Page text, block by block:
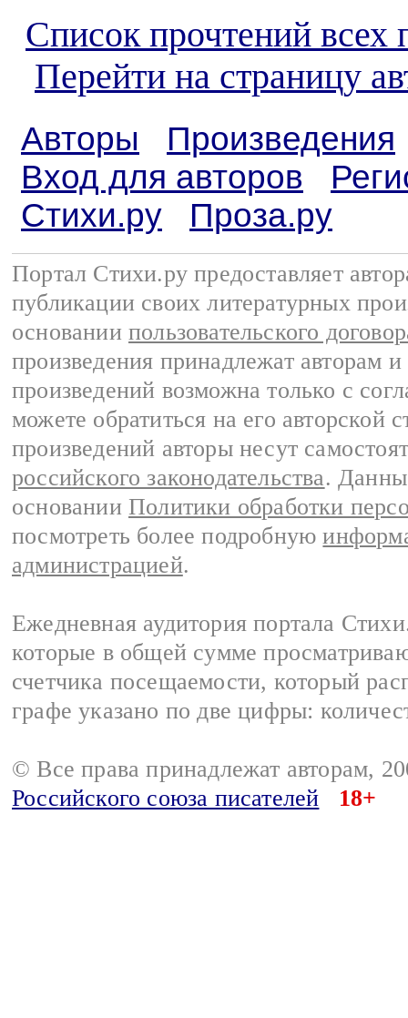
Список прочтений всех
Перейти на страницу
Авторы
Произведения
Вход для авторов
Стихи.ру
Проза.ру
Портал Стихи.ру предоставляет
публикации своих литературных
основании пользовательского
произведения принадлежат авторам
произведений возможна только с
можете обратиться на его авторской
произведений авторы несут
российского законодательства.
основании Политики обработки
посмотреть более подробную
администрацией.
Ежедневная аудитория портала
которые в общей сумме
счетчика посещаемости, который
графе указано по две цифры:
© Все права принадлежат авторам,
Российского союза писателей
18+